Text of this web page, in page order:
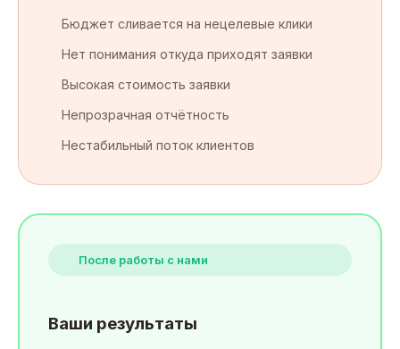
Бюджет сливается на нецелевые клики
Нет понимания откуда приходят заявки
Высокая стоимость заявки
Непрозрачная отчётность
Нестабильный поток клиентов
После работы с нами
Ваши результаты